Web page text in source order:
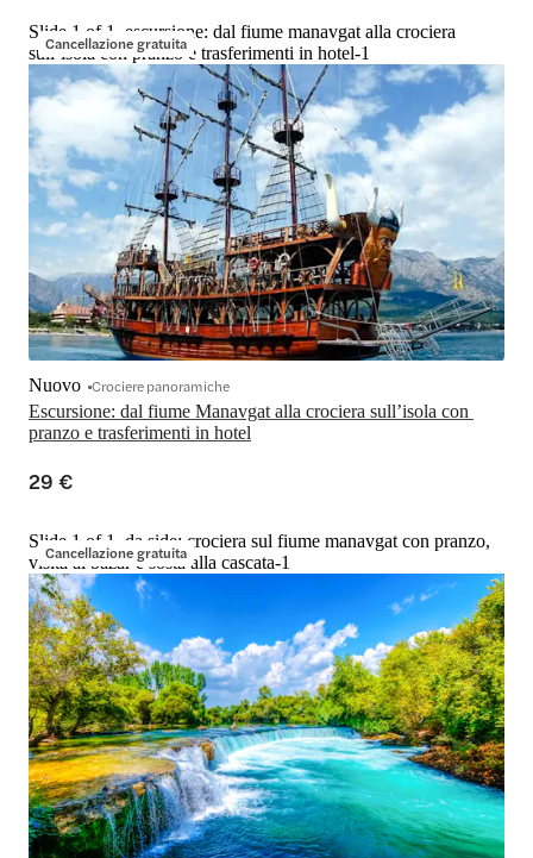
Cancellazione gratuita
Slide 1 of 1, escursione: dal fiume manavgat alla crociera
sull’isola con pranzo e trasferimenti in hotel-1
Escursione: dal fiume Manavgat alla crociera sull’isola con
pranzo e trasferimenti in hotel
Nuovo Crociere panoramiche
29 €
Cancellazione gratuita
Slide 1 of 1, da side: crociera sul fiume manavgat con pranzo,
visita al bazar e sosta alla cascata-1